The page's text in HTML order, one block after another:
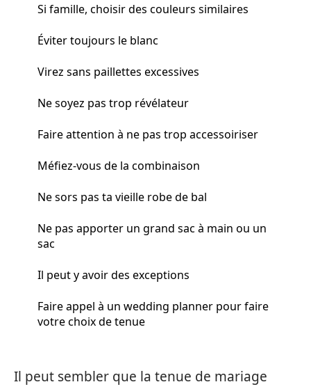
Si famille, choisir des couleurs similaires
Éviter toujours le blanc
Virez sans paillettes excessives
Ne soyez pas trop révélateur
Faire attention à ne pas trop accessoiriser
Méfiez-vous de la combinaison
Ne sors pas ta vieille robe de bal
Ne pas apporter un grand sac à main ou un
sac
Il peut y avoir des exceptions
Faire appel à un wedding planner pour faire
votre choix de tenue
Il peut sembler que la tenue de mariage